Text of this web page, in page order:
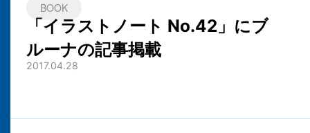
BOOK
「イラストノート No.42」にブ
ルーナの記事掲載
2017.04.28